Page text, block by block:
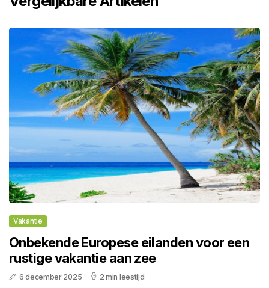
Vakantie
Onbekende Europese eilanden voor een
rustige vakantie aan zee
6 december 2025 2 min leestijd